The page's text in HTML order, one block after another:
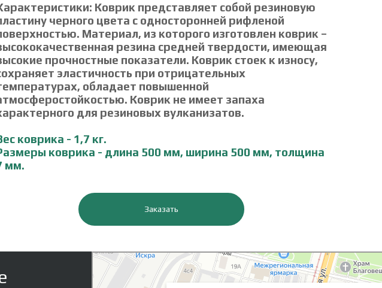
Коврик представляет собой резиновую
черного цвета с односторонней рифленой
Материал, из которого изготовлен коврик –
резина средней твердости, имеющая
прочностные показатели. Коврик стоек к износу,
эластичность при отрицательных
обладает повышенной
Коврик не имеет запаха
для резиновых вулканизатов.
коврика - 1,7 кг.
коврика - длина 500 мм, ширина 500 мм, толщина
мм.
Заказать
Элком
Резиновые и резинотехнические изделия в Москве